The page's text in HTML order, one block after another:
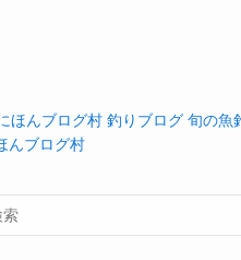
んブログ村